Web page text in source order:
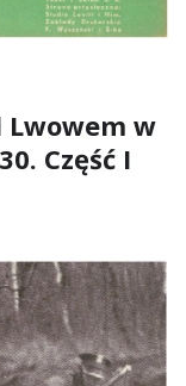
w
Część I